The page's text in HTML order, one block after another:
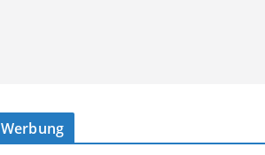
Werbung